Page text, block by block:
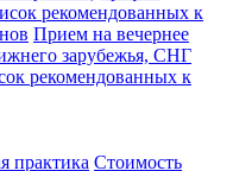
рекомендованных к
Прием на вечернее
зарубежья, СНГ
рекомендованных к
практика Стоимость